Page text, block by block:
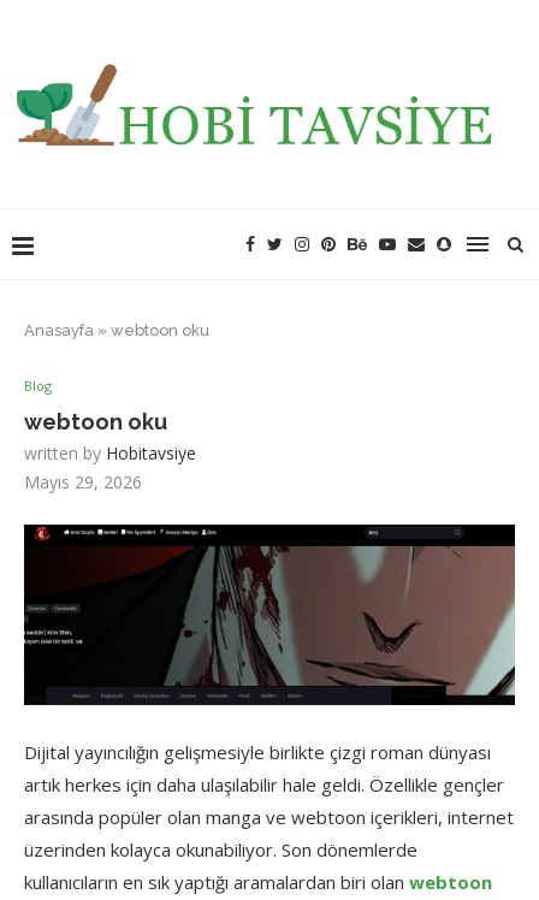
Anasayfa » webtoon oku
Blog
webtoon oku
written by Hobitavsiye
Mayıs 29, 2026
Dijital yayıncılığın gelişmesiyle birlikte çizgi roman dünyası
artık herkes için daha ulaşılabilir hale geldi. Özellikle gençler
arasında popüler olan manga ve webtoon içerikleri, internet
üzerinden kolayca okunabiliyor. Son dönemlerde
kullanıcıların en sık yaptığı aramalardan biri olan webtoon